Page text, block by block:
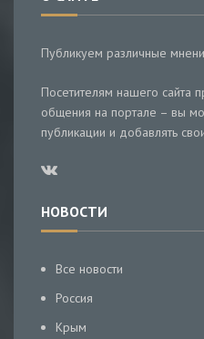
Публикуем различные
Посетителям нашего сайта
общения на портале – вы
публикации и добавлять
НОВОСТИ
Все новости
Россия
Крым